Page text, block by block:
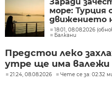
море: Турция
движението
кораби
18:01, 08.08.2026
Балкани
Предстои леко
утре ще има валежи
21:24, 08.08.2026 Чете се за: 02:32